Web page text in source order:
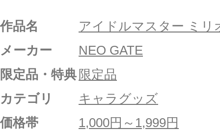
作品名
アイドルマスター ミリ
メーカー
NEO GATE
限定品・特典 限定品
カテゴリ
キャラグッズ
価格帯
1,000円～1,999円